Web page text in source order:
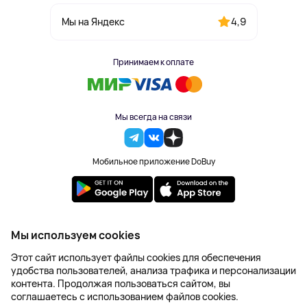
Мы на Яндекс 4,9
Принимаем к оплате
Мы всегда на связи
Мобильное приложение DoBuy
2023-2026 © DoBuy. Все права защищены
Правила обработки персональных данных
Пользовательское соглашение
Оферта
Создание сайта – NetLab
Мы используем cookies
Этот сайт использует файлы cookies для обеспечения
удобства пользователей, анализа трафика и персонализации
контента. Продолжая пользоваться сайтом, вы
соглашаетесь с использованием файлов cookies.